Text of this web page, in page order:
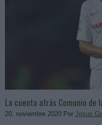
La cuenta atrás Comunio de
20. noviembre 2020 Por Jesus